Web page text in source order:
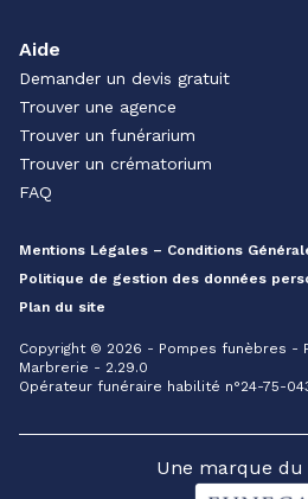
Aide
Demander un devis gratuit
Trouver une agence
Trouver un funérarium
Trouver un crématorium
FAQ
Mentions Légales – Conditions
Politique de gestion des données
Plan du site
Copyright © 2026 - Pompes funèbres -
Marbrerie - 2.29.0
Opérateur funéraire habilité n°24-75-
Une marque du